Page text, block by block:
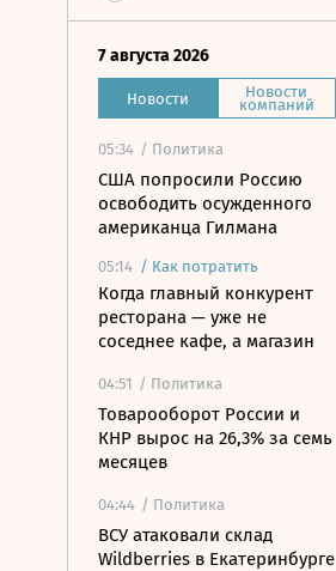
7 августа 2026
Новости Новости
компаний
05:34 / Политика
США попросили Россию
освободить осужденного
американца Гилмана
05:14 / Как потратить
Когда главный конкурент
ресторана — уже не
соседнее кафе, а магазин
04:51 / Политика
Товарооборот России и
КНР вырос на 26,3% за семь
месяцев
04:44 / Политика
ВСУ атаковали склад
Wildberries в Екатеринбурге